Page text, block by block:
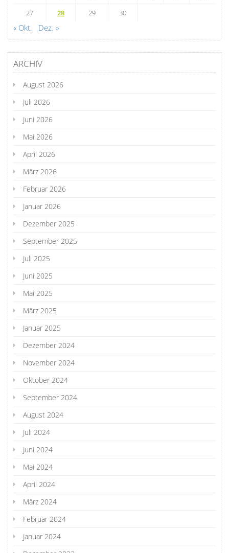
27
28 29 30
« Okt. Dez. »
ARCHIV
August 2026
Juli 2026
Juni 2026
Mai 2026
April 2026
März 2026
Februar 2026
Januar 2026
Dezember 2025
September 2025
Juli 2025
Juni 2025
Mai 2025
März 2025
Januar 2025
Dezember 2024
November 2024
Oktober 2024
September 2024
August 2024
Juli 2024
Juni 2024
Mai 2024
April 2024
März 2024
Februar 2024
Januar 2024